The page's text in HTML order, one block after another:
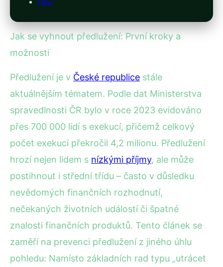
Jak se vyhnout předlužení: První kroky a
možnosti
Předlužení je v České republice stále
aktuálnějším tématem. Podle dat Ministerstva
spravedlnosti ČR bylo v roce 2023 evidováno
přes 700 000 lidí s exekucí, přičemž celkový
počet exekucí překročil 4,2 milionu. Předlužení
hrozí nejen lidem s nízkými příjmy, ale může
postihnout i střední třídu – často v důsledku
nevědomých finančních rozhodnutí,
nečekaných životních událostí či špatné
znalosti finančních produktů. Tento článek se
zaměří na prevenci předlužení z jiného úhlu
pohledu: Namísto základních rad typu „utrácet